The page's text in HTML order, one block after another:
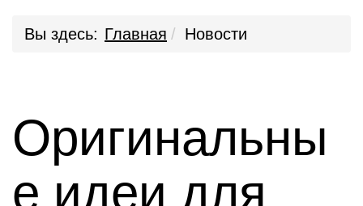
Вы здесь: Главная Новости
Оригинальны
е идеи для